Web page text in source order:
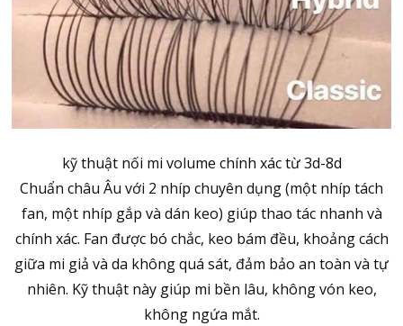
kỹ thuật nối mi volume chính xác từ 3d-8d
Chuẩn châu Âu với 2 nhíp chuyên dụng (một nhíp tách
fan, một nhíp gắp và dán keo) giúp thao tác nhanh và
chính xác. Fan được bó chắc, keo bám đều, khoảng cách
giữa mi giả và da không quá sát, đảm bảo an toàn và tự
nhiên. Kỹ thuật này giúp mi bền lâu, không vón keo,
không ngứa mắt.